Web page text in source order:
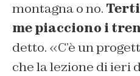
montagna o no.
me piacciono i
detto. «C’è un
che la lezione di ieri